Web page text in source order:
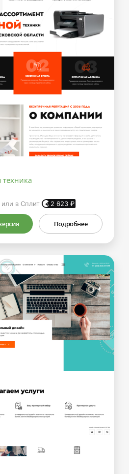
или в Сплит 2 623 ₽
Подробнее